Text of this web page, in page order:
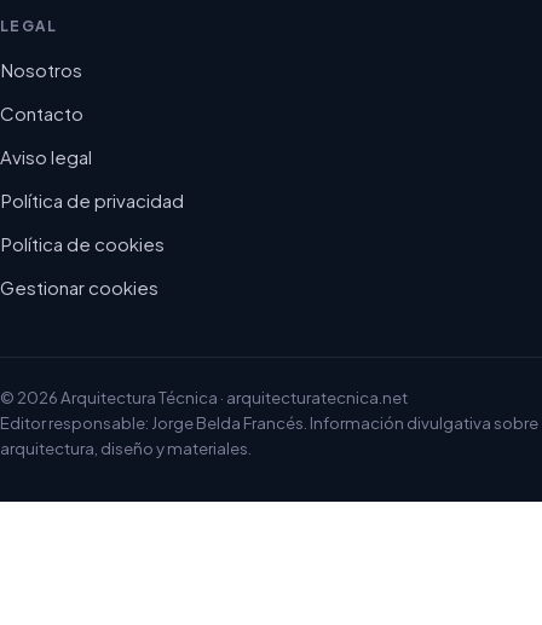
LEGAL
Nosotros
Contacto
Aviso legal
Política de privacidad
Política de cookies
Gestionar cookies
© 2026 Arquitectura Técnica · arquitecturatecnica.net
Editor responsable: Jorge Belda Francés. Información divulgativa sobre
arquitectura, diseño y materiales.